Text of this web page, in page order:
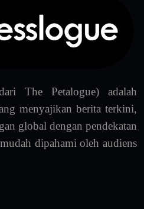
The Petalogue) adalah
menyajikan berita terkini,
global dengan pendekatan
dipahami oleh audiens